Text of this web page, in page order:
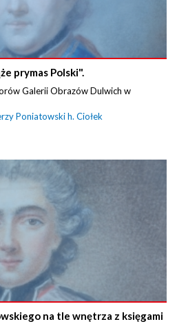
prymas Polski".
Galerii Obrazów Dulwich w
Poniatowski h. Ciołek
na tle wnętrza z księgami